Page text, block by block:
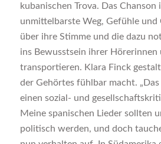
kubanischen Trova. Das Chanson
unmittelbarste Weg, Gefühle und
über ihre Stimme und die dazu
ins Bewusstsein ihrer Hörerinnen
transportieren. Klara Finck
der Gehörtes fühlbar macht.
einen sozial- und
Meine spanischen Lieder sollten
politisch werden, und doch